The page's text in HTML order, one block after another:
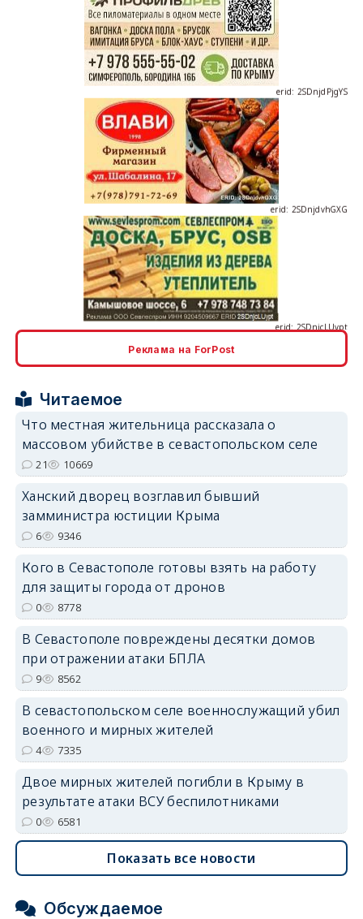
erid: 2SDnjdPjgYS
erid: 2SDnjdvhGXG
Реклама на ForPost
Читаемое
Что местная жительница рассказала о
массовом убийстве в севастопольском селе
21 10669
Ханский дворец возглавил бывший
замминистра юстиции Крыма
6 9346
Кого в Севастополе готовы взять на работу
для защиты города от дронов
0 8778
В Севастополе повреждены десятки домов
при отражении атаки БПЛА
9 8562
В севастопольском селе военнослужащий убил
военного и мирных жителей
4 7335
Двое мирных жителей погибли в Крыму в
результате атаки ВСУ беспилотниками
0 6581
Показать все новости
Обсуждаемое